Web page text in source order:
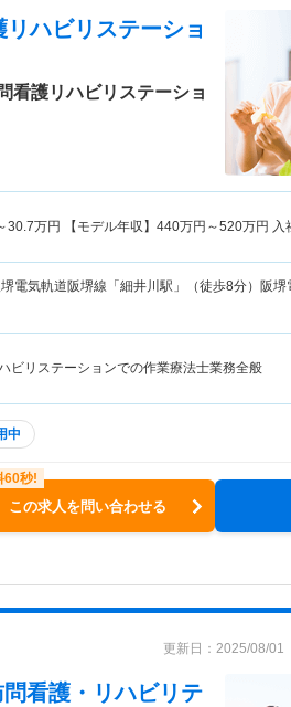
ハビリステーショ
看護リハビリステーショ
30.7万円 【モデル年収】 440万円～520万円 入
電気軌道阪堺線「細井川駅」（徒歩8分）阪
ビリステーションでの作業療法士業務全般
中
この求人を問い合わせる
更新日：2025/08/
看護・リハビリテ